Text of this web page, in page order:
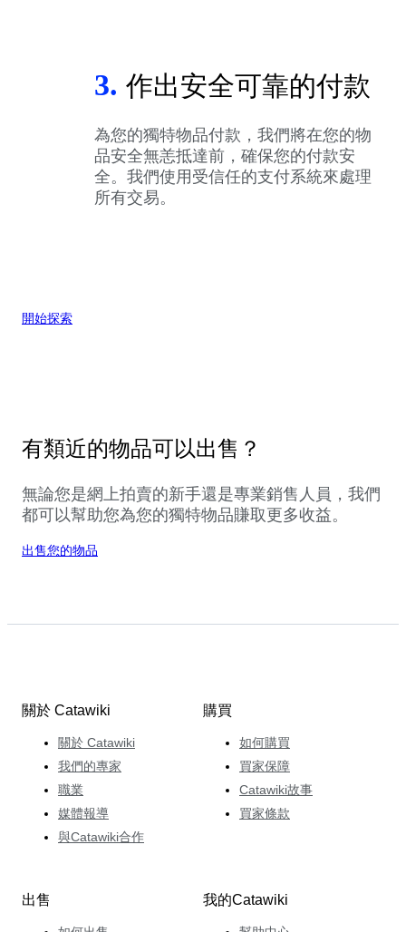
3. 作出安全可靠的付款
為您的獨特物品付款，我們將在您的物
品安全無恙抵達前，確保您的付款安
全。我們使用受信任的支付系統來處理
所有交易。
開始探索
有類近的物品可以出售？
無論您是網上拍賣的新手還是專業銷售人員，我們
都可以幫助您為您的獨特物品賺取更多收益。
出售您的物品
關於 Catawiki
關於 Catawiki
我們的專家
職業
媒體報導
與Catawiki合作
購買
如何購買
買家保障
Catawiki故事
買家條款
出售 我的Catawiki